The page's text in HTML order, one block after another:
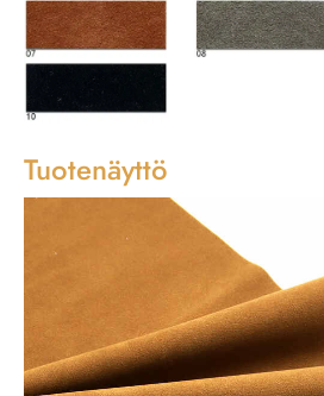
Tuotenäyttö